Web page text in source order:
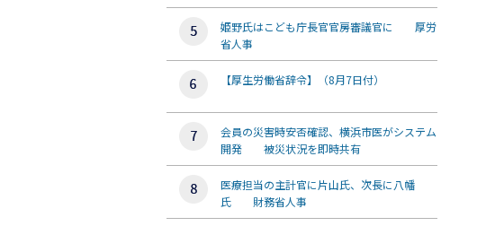
姫野氏はこども庁長官官房審議官に 厚労
省人事
【厚生労働省辞令】（8月7日付）
会員の災害時安否確認、横浜市医がシステム
開発 被災状況を即時共有
医療担当の主計官に片山氏、次長に八幡
氏 財務省人事